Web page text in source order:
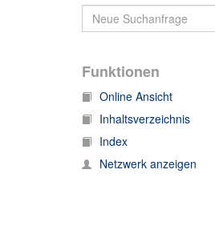
Funktionen
Online Ansicht
Inhaltsverzeichnis
Index
Netzwerk anzeigen